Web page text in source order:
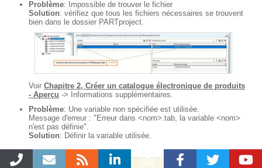
Problème: Impossible de trouver le fichier
Solution: vérifiez que tous les fichiers nécessaires se trouvent
bien dans le dossier PARTproject.
Voir Chapitre 2, Créer un catalogue électronique de produits
- Aperçu -> Informations supplémentaires.
Problème: Une variable non spécifiée est utilisée.
Message d'erreur : "Erreur dans <nom>.tab, la variable <nom>
n'est pas définie".
Solution: Définir la variable utilisée.
Remarque